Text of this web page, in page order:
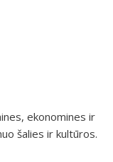
ekonomines ir
šalies ir kultūros.